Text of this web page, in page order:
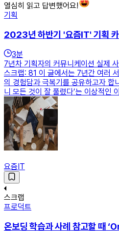
열심히 읽고 답변했어요!
기획
2023년 하반기 '요즘IT' 기획
3분
7년차 기획자의 커뮤니케이션 실제
스크랩: 81 이 글에서는 7년간 여러
의 경험담과 극복기를 공유하고자 합
니 모든 것이 잘 풀렸다’는 이상적인
요즘IT
스크랩
프로덕트
온보딩 학습과 사례 참고할 때